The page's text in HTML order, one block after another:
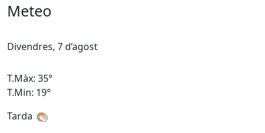
Meteo
Divendres, 7 d’agost
T.Màx: 35°
T.Min: 19°
Tarda